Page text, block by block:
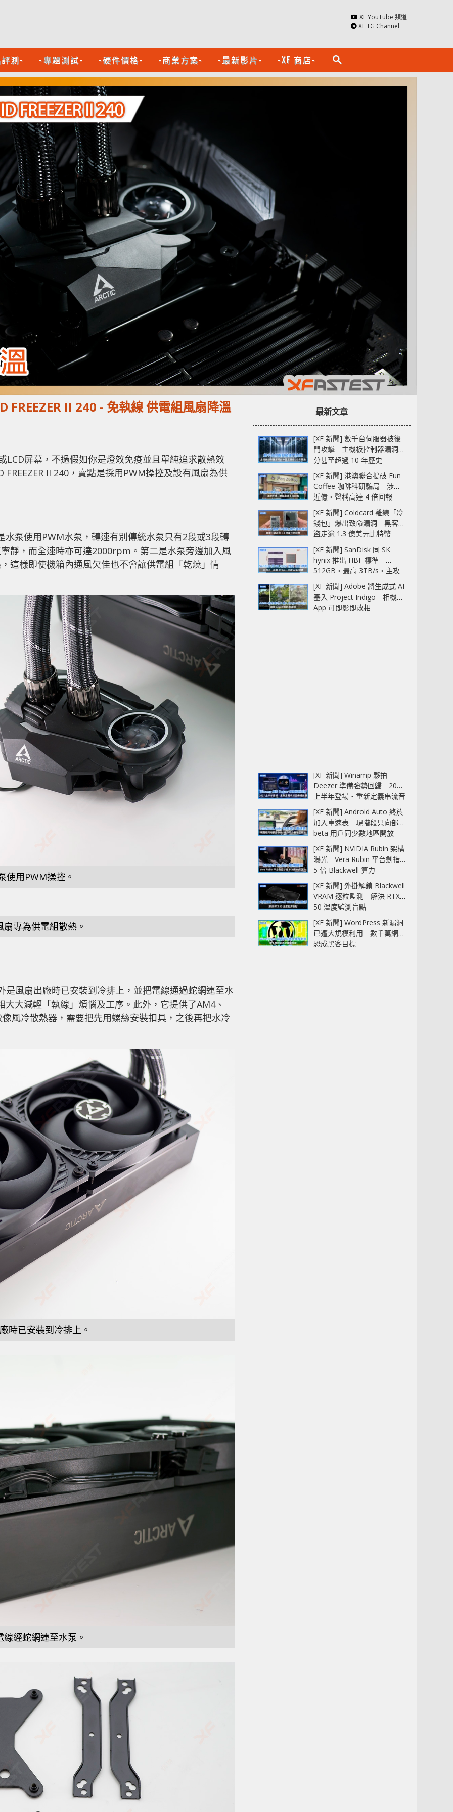
XF YouTube 頻道
XF TG Channel
測- -專題測試- -硬件價格- -商業方案- -最新影片- -XF 商店- search
II 240 - 免執線 供電組風扇降溫
LCD屏幕，不過假如你是燈效免疫並且單純追求散熱效
II 240，賣點是採用PWM操控及設有風扇為供
水泵使用PWM水泵，轉速有別傳統水泵只有2段或3段轉
靜，而全速時亦可達2000rpm。第二是水泵旁邊加入風
這樣即使機箱內通風欠佳也不會讓供電組「乾燒」情
使用PWM操控。
扇專為供電組散熱。
是風扇出廠時已安裝到冷排上，並把電線通過蛇網連至水
大減輕「執線」煩惱及工序。此外，它提供了AM4、
風冷散熱器，需要把先用螺絲安裝扣具，之後再把水冷
時已安裝到冷排上。
線經蛇網連至水泵。
最新文章
[XF 新聞] 數千台伺服器被後
門攻擊 主機板控制器漏洞部
分甚至超過 10 年歷史
[XF 新聞] 港澳聯合搗破 Fun
Coffee 咖啡科研騙局 涉款
近億‧聲稱高達 4 倍回報
[XF 新聞] Coldcard 離線「冷
錢包」爆出致命漏洞 黑客已
盜走逾 1.3 億美元比特幣
[XF 新聞] SanDisk 同 SK
hynix 推出 HBF 標準
512GB‧最高 3TB/s‧主攻
AI 記憶體
[XF 新聞] Adobe 將生成式 AI
塞入 Project Indigo 相機
App 可即影即改相
[XF 新聞] Winamp 夥拍
Deezer 準備強勢回歸 2027
上半年登場‧重新定義串流音
樂播放器
[XF 新聞] Android Auto 終於
加入車速表 現階段只向部分
beta 用戶同少數地區開放
[XF 新聞] NVIDIA Rubin 架構
曝光 Vera Rubin 平台劍指
5 倍 Blackwell 算力
[XF 新聞] 外掛解鎖 Blackwell
VRAM 逐粒監測 解決 RTX
50 溫度監測盲點
[XF 新聞] WordPress 新漏洞
已遭大規模利用 數千萬網站
恐成黑客目標